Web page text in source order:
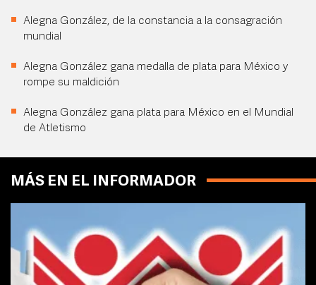
Alegna González, de la constancia a la consagración
mundial
Alegna González gana medalla de plata para México y
rompe su maldición
Alegna González gana plata para México en el Mundial
de Atletismo
MÁS EN EL INFORMADOR